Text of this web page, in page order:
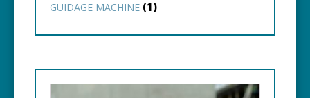
GUIDAGE MACHINE (1)